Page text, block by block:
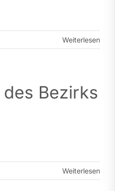
Weiterlesen
Bezirks
Weiterlesen